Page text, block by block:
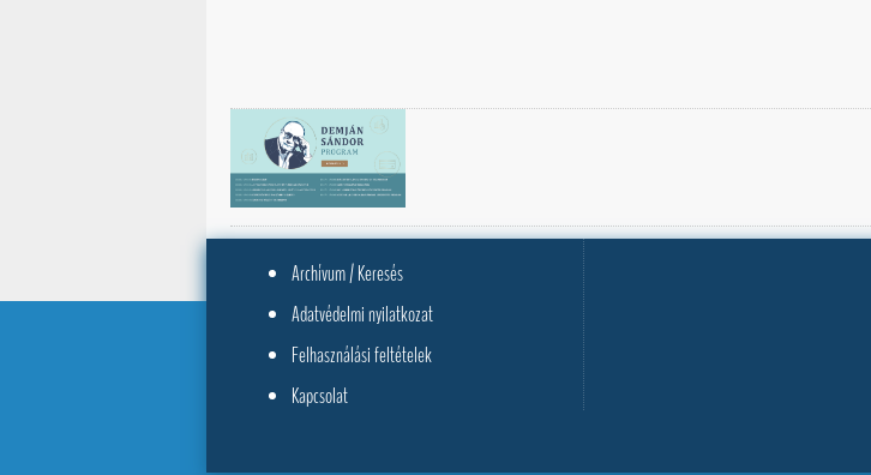
Archívum / Keresés
Adatvédelmi nyilatkozat
Felhasználási feltételek
Kapcsolat